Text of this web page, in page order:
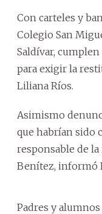
Con carteles y
Colegio San
Saldívar,
para exigir la
Liliana Ríos.
Asimismo
que habrían sido
responsable de
Benítez, informó
Padres y